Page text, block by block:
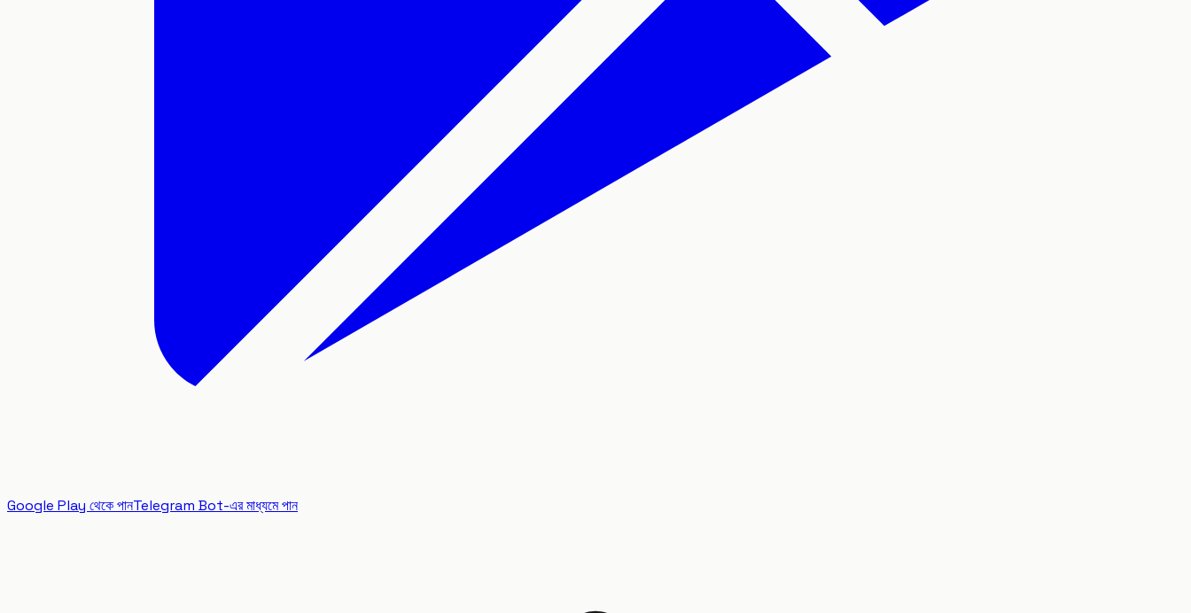
Google Play থেকে পানTelegram Bot-এর মাধ্যমে পান